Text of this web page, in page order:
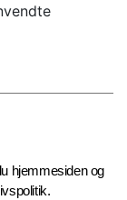
hjemmesiden og